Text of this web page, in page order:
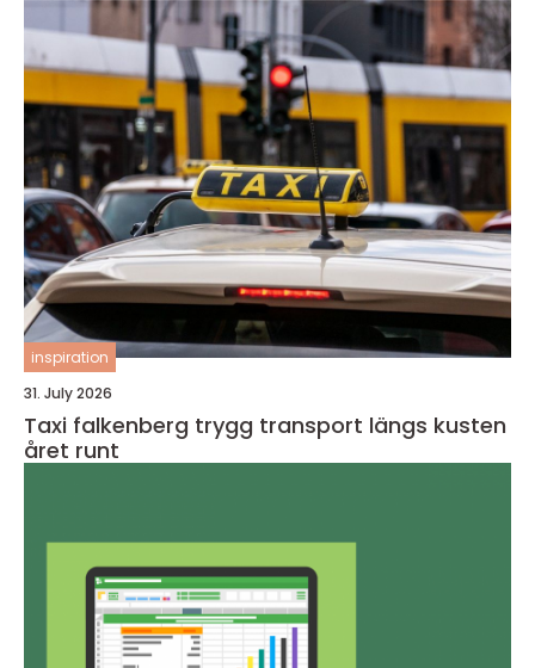
inspiration
31. July 2026
Taxi falkenberg trygg transport längs kusten
året runt